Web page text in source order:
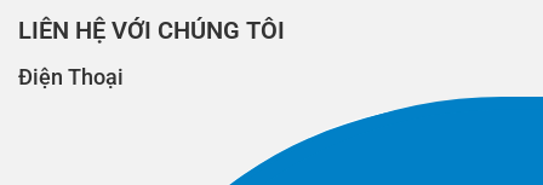
LIÊN HỆ VỚI CHÚNG TÔI
Điện Thoại